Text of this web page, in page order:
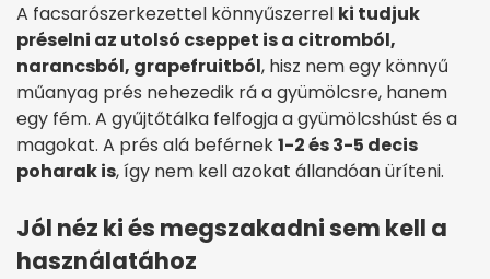
A facsarószerkezettel könnyűszerrel ki tudjuk
préselni az utolsó cseppet is a citromból,
narancsból, grapefruitból, hisz nem egy könnyű
műanyag prés nehezedik rá a gyümölcsre, hanem
egy fém. A gyűjtőtálka felfogja a gyümölcshúst és a
magokat. A prés alá beférnek1-2 és 3-5 decis
poharak is, így nem kell azokat állandóan üríteni.
Jól néz ki és megszakadni sem kell a
használatához